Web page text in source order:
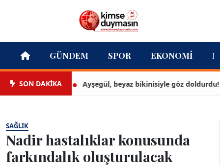
GÜNDEM SPOR EKONOMI
SON DAKİKAAyşegül, beyaz bikinisiyle göz doldurdu!
SAĞLIK
Nadir hastalıklar konusunda
farkındalık oluşturulacak